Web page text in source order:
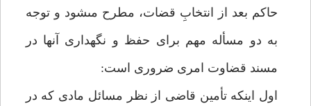
حاكم بعد از انتخابِ قضات، مطرح مى‏شود و توجه
به دو مسأله مهم براى حفظ و نگهدارى آن‏ها در
مسند قضاوت امرى ضرورى است:
اول اين‏كه تأمين قاضى از نظر مسائل مادى كه در